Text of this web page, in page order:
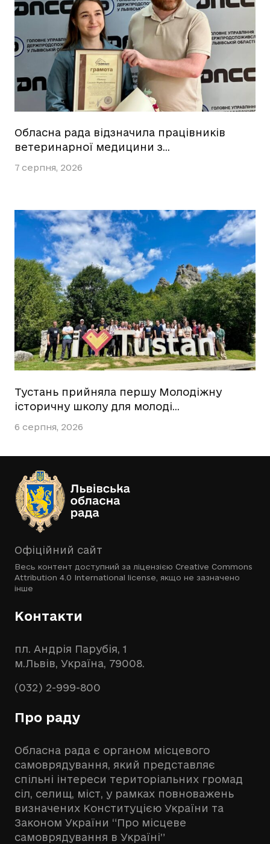
Обласна рада відзначила працівників
ветеринарної медицини з…
7 серпня, 2026
Тустань прийняла першу Молодіжну
історичну школу для молоді…
6 серпня, 2026
Офіційний сайт
Весь контент доступний за ліцензією Creative Commons
Attribution 4.0 International license , якщо не зазначено
інше
Контакти
пл. Андрія Парубія, 1
м.Львів, Україна, 79008.
(032) 2-999-800
Про раду
Обласна рада є органом місцевого
самоврядування, який представляє
спільні інтереси територіальних громад
сіл, селищ, міст, у рамках повноважень
визначених Конституцією України та
Законом України “Про місцеве
самоврядування в Україні”